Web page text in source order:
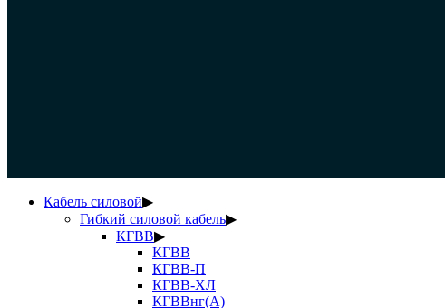
Кабель силовой▶
Гибкий силовой кабель▶
КГВВ▶
КГВВ
КГВВ-П
КГВВ-ХЛ
КГВВнг(А)